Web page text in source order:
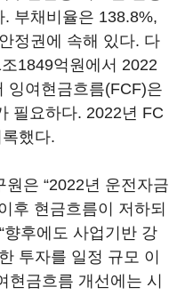
부채비율은 138.8%,
정권에 속해 있다. 다
1849억원에서 2022
잉여현금흐름(FCF)은
필요하다. 2022년 FC
했다.
은 “2022년 운전자금
후 현금흐름이 저하되
향후에도 사업기반 강
투자를 일정 규모 이
현금흐름 개선에는 시